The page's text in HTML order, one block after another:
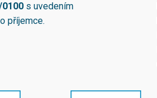
s uvedením
příjemce.